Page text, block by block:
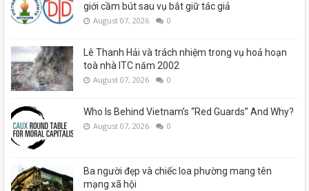
giới cầm bút sau vụ bắt giữ tác giả
August 07, 2026 0
Lê Thanh Hải và trách nhiệm trong vụ hoả hoạn
toà nhà ITC năm 2002
August 07, 2026 0
Who Is Behind Vietnam’s “Red Guards” And Why?
August 07, 2026 0
Ba người đẹp và chiếc loa phường mang tên
mạng xã hội